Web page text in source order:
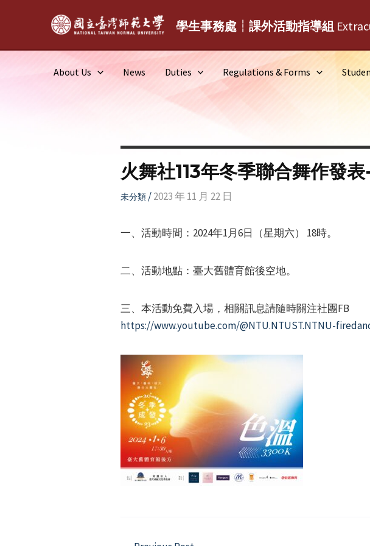
學生事務處┆課外活動指導組
About Us News Duties Regulations & Forms
火舞社113年冬季聯合舞作發
未分類/2023 年 11 月 22 日
一、活動時間：2024年1月6日（星期六） 18時。
二、活動地點：臺大舊體育館後空地。
三、本活動免費入場，相關訊息請隨時關注社團FB
https://www.youtube.com/@NTU.NTUST.NTNU-